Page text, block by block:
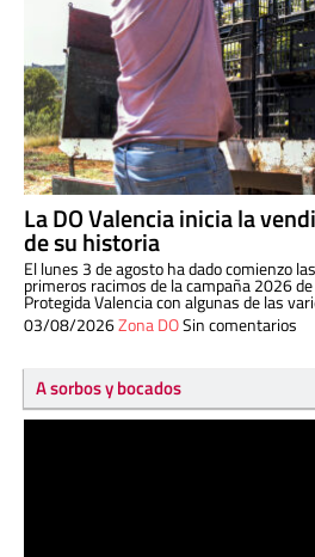
La DO Valencia inicia la
de su historia
El lunes 3 de agosto ha dado comienzo
primeros racimos de la campaña 2026
Protegida Valencia con algunas de las
03/08/2026Zona DOSin comentarios
A sorbos y bocados